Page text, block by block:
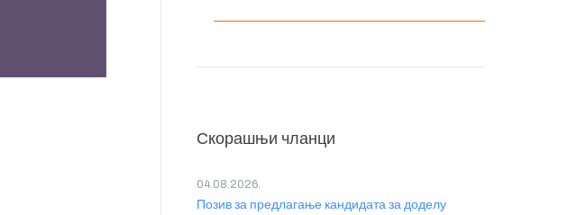
Скорашњи чланци
Позив за предлагање кандидата за доделу
04.08.2026.